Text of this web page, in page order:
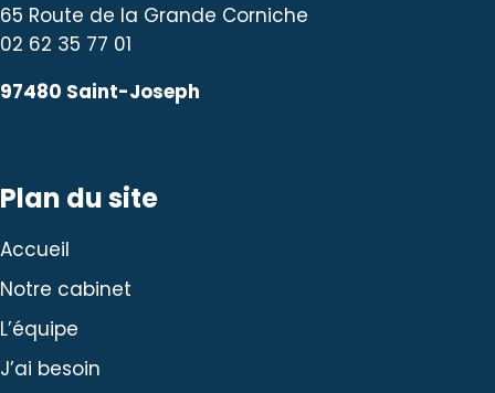
65 Route de la Grande Corniche
02 62 35 77 01
97480 Saint-Joseph
Plan du site
Accueil
Notre cabinet
L’équipe
J’ai besoin